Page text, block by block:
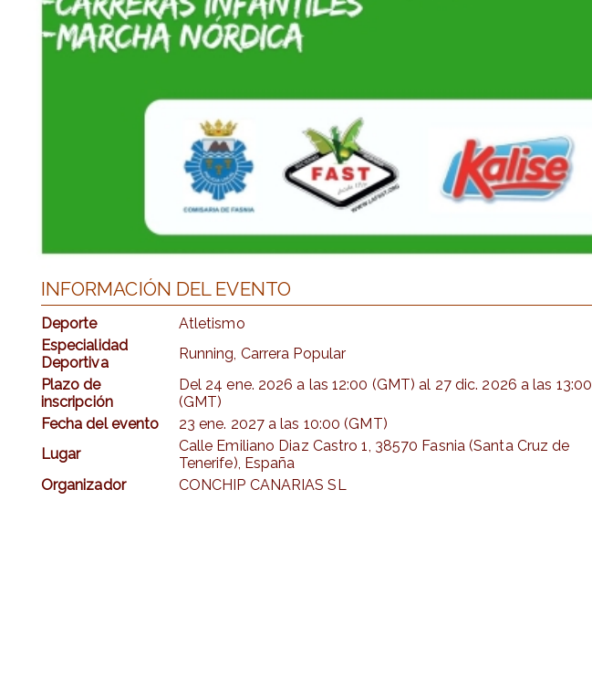
INFORMACIÓN DEL EVENTO
Deporte
Atletismo
Especialidad
Deportiva
Running, Carrera Popular
Plazo de
inscripción
Del 24 ene. 2026 a las12:00 (GMT) al 27 dic. 2026 a las 13:00
(GMT)
Fecha del evento
23 ene. 2027a las 10:00 (GMT)
Lugar
Calle Emiliano Diaz Castro 1, 38570 Fasnia (Santa Cruz de
Tenerife), España
Organizador
CONCHIP CANARIAS SL